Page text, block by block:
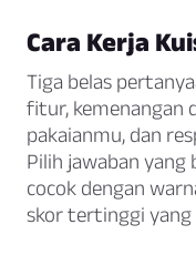
Cara Kerja
Tiga belas
fitur, kemenangan
pakaianmu, dan
Pilih jawaban yang
cocok dengan
skor tertinggi yang